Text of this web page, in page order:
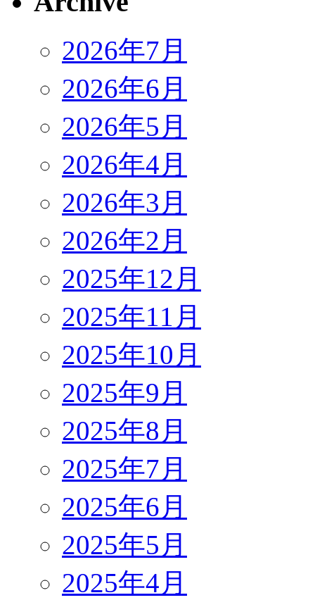
2026年7月
2026年6月
2026年5月
2026年4月
2026年3月
2026年2月
2025年12月
2025年11月
2025年10月
2025年9月
2025年8月
2025年7月
2025年6月
2025年5月
2025年4月